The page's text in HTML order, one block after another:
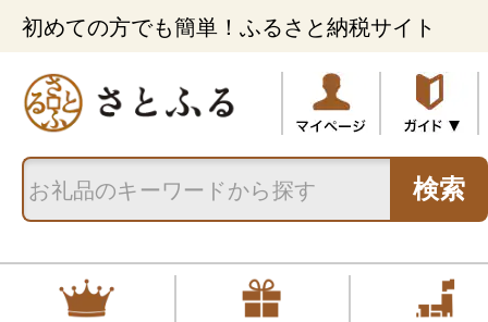
初めての方でも簡単！ふるさと納税サイト
検索